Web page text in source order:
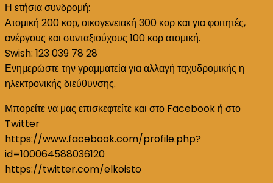
Η ετήσια συνδρομή:
Ατομική 200 κορ, οικογενειακή 300 κορ και για φοιτητές,
ανέργους και συνταξιούχους 100 κορ ατομική.
Swish: 123 039 78 28
Ενημερώστε την γραμματεία για αλλαγή ταχυδρομικής η
ηλεκτρονικής διεύθυνσης.
Μπορείτε να μας επισκεφτείτε και στο Facebook ή στο
Twitter
https://www.facebook.com/profile.php?
id=100064588036120
https://twitter.com/elkoisto